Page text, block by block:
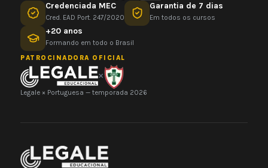
Credenciada MEC
Cred. EAD Port. 247/2020
Garantia de 7 dias
Em todos os cursos
+20 anos
Formando em todo o Brasil
PATROCINADORA OFICIAL
×
Legale × Portuguesa — temporada 2026